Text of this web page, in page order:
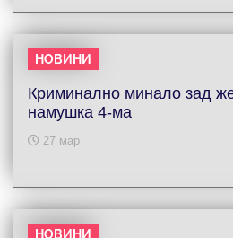
НОВИНИ
Криминално минало зад
намушка 4-ма
27 мар
НОВИНИ